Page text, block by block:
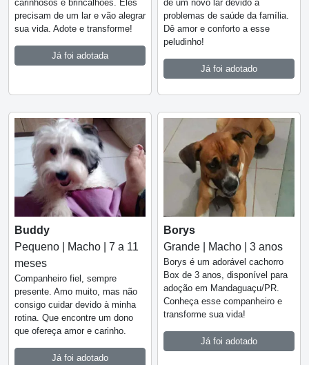
carinhosos e brincalhões. Eles
precisam de um lar e vão alegrar
sua vida. Adote e transforme!
Já foi adotada
de um novo lar devido a
problemas de saúde da família.
Dê amor e conforto a esse
peludinho!
Já foi adotado
Buddy
Pequeno | Macho | 7 a 11
meses
Companheiro fiel, sempre
presente. Amo muito, mas não
consigo cuidar devido à minha
rotina. Que encontre um dono
que ofereça amor e carinho.
Já foi adotado
Borys
Grande | Macho | 3 anos
Borys é um adorável cachorro
Box de 3 anos, disponível para
adoção em Mandaguaçu/PR.
Conheça esse companheiro e
transforme sua vida!
Já foi adotado